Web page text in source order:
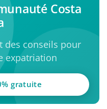
Costa
des conseils pour
expatriation
gratuite